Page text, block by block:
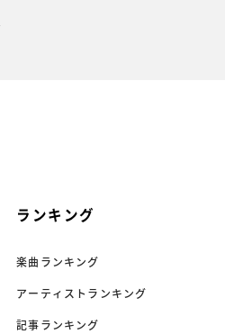
ランキング
楽曲ランキング
アーティストランキング
記事ランキング